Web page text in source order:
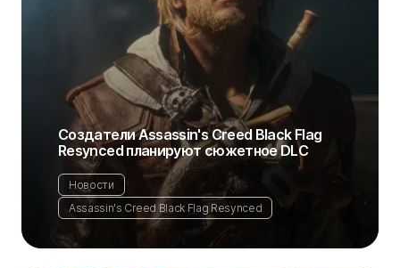
Создатели Assassin's Creed Black Flag
Resynced планируют сюжетное DLC
Новости
Assassin's Creed Black Flag Resynced